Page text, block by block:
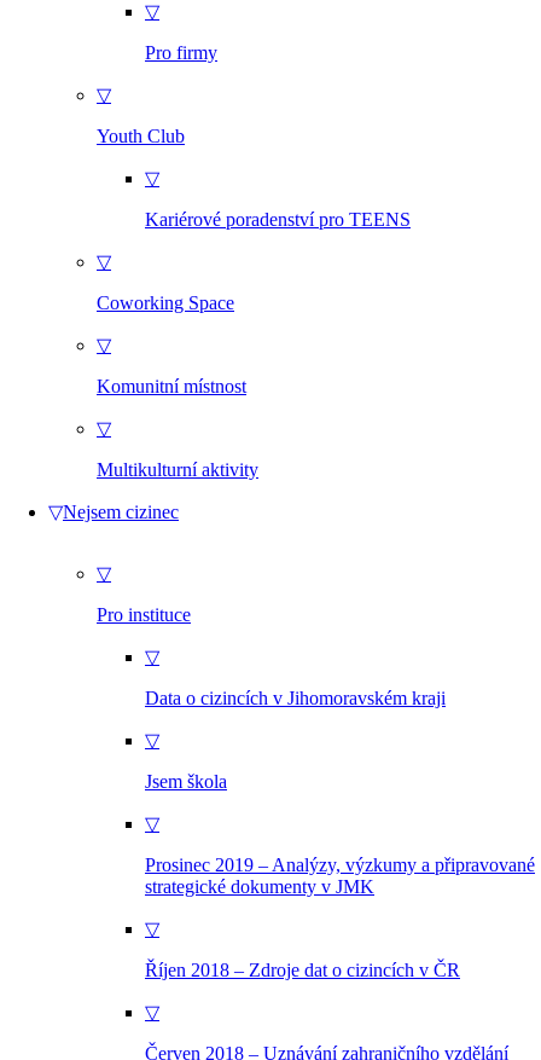
▽
Pro firmy
▽
Youth Club
▽
Kariérové poradenství pro TEENS
▽
Coworking Space
▽
Komunitní místnost
▽
Multikulturní aktivity
▽Nejsem cizinec
▽
Pro instituce
▽
Data o cizincích v Jihomoravském kraji
▽
Jsem škola
▽
Prosinec 2019 – Analýzy, výzkumy a připravované
strategické dokumenty v JMK
▽
Říjen 2018 – Zdroje dat o cizincích v ČR
▽
Červen 2018 – Uznávání zahraničního vzdělání